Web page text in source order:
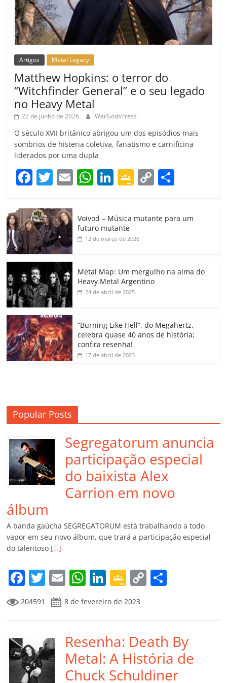
Artigos Metal Legacy
Matthew Hopkins: o terror do
“Witchfinder General” e o seu legado
no Heavy Metal
22 de junho de 2026 WarGodsPress
O século XVII britânico abrigou um dos episódios mais
sombrios de histeria coletiva, fanatismo e carnificina
liderados por uma dupla
F
a
c
e
b
o
o
k
T
w
itt
er
E
m
W
h
s
A
p
Li
n
e
dI
G
o
gl
e
a
ss
o
m
C
o
y
k
p
h
Voivod – Música mutante para um
futuro mutante
12 de março de 2026
Metal Map: Um mergulho na alma do
Heavy Metal Argentino
24 de abril de 2025
“Burning Like Hell”, do Megahertz,
celebra quase 40 anos de história;
confira resenha!
17 de abril de 2023
Popular Posts
Segregatorum anuncia
participação especial
do baixista Alex
Carrion em novo
álbum
A banda gaúcha SEGREGATORUM está trabalhando a todo
vapor em seu novo álbum, que trará a participação especial
do talentoso […]
F
a
c
e
b
o
o
T
w
itt
er
E
m
ai
l
W
h
at
s
A
p
p
Li
n
k
e
dI
n
G
o
o
gl
e
Cl
a
C
o
y
Li
n
k
p
ar
til
h
204591 8 de fevereiro de 2023
Resenha: Death By
Metal: A História de
Chuck Schuldiner